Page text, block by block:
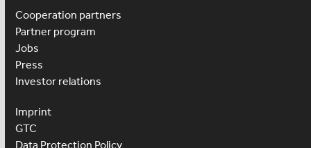
Cooperation partners
Partner program
Jobs
Press
Investor relations
Imprint
GTC
Data Protection Policy